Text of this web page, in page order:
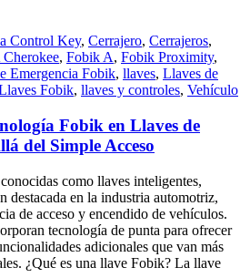
Control Key, Cerrajero, Cerrajeros,
, Fobik A, Fobik Proximity,
Emergencia Fobik, llaves, Llaves de
Fobik, llaves y controles, Vehículo
Fobik en Llaves de
del Simple Acceso
como llaves inteligentes,
destacada en la industria automotriz,
de acceso y encendido de vehículos.
tecnología de punta para ofrecer
adicionales que van más
¿Qué es una llave Fobik? La llave